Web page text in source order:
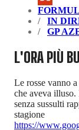
IN
GP
L'ORA PIÙ
Le rosse vanno
che aveva illuso.
senza sussulti
stagione
https://